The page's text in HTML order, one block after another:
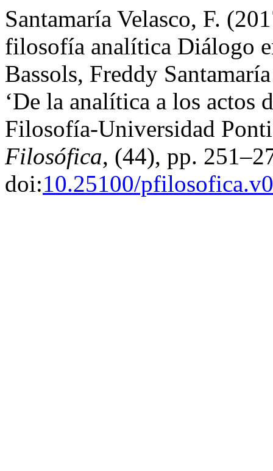
Santamaría Velasco, F.
filosofía analítica Diálogo
Bassols, Freddy
‘De la analítica a los actos
Filosofía-Universidad
Filosófica, (44), pp.
doi:10.25100/